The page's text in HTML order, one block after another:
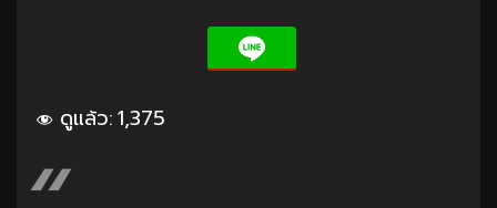
ดูแล้ว:1,375